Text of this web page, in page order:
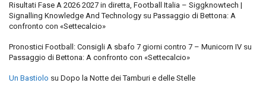
Risultati Fase A 2026 2027 in diretta, Football Italia – Siggknowtech |
Signalling Knowledge And Technology su Passaggio di Bettona: A
confronto con «Settecalcio»
Pronostici Football: Consigli A sbafo 7 giorni contro 7 – Municorn IV su
Passaggio di Bettona: A confronto con «Settecalcio»
Un Bastiolo su Dopo la Notte dei Tamburi e delle Stelle